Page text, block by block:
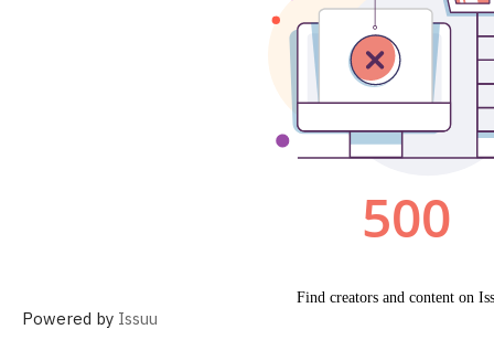
Powered by Issuu